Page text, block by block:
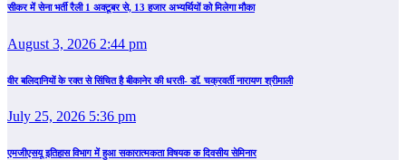
सीकर में सेना भर्ती रैली 1 अक्टूबर से, 13 हजार अभ्यर्थियों को मिलेगा मौका
August 3, 2026 2:44 pm
वीर बलिदानियों के रक्त से सिंचित है बीकानेर की धरती- डॉ. चक्रवर्ती नारायण श्रीमाली
July 25, 2026 5:36 pm
एमजीएसयू इतिहास विभाग में हुआ सकारात्मकता विषयक क दिवसीय सेमिनार